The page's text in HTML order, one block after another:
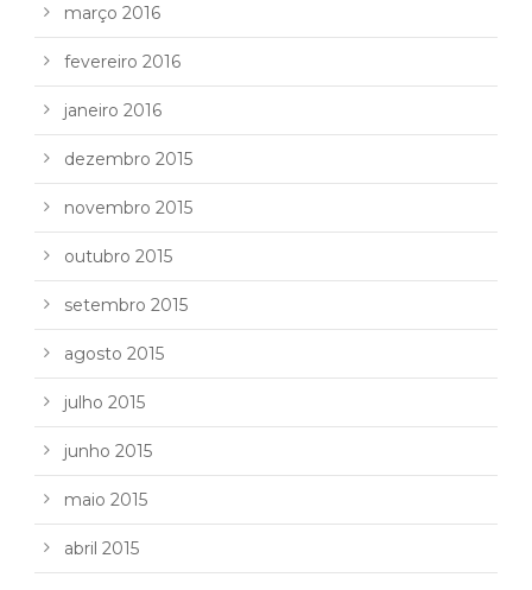
março 2016
fevereiro 2016
janeiro 2016
dezembro 2015
novembro 2015
outubro 2015
setembro 2015
agosto 2015
julho 2015
junho 2015
maio 2015
abril 2015